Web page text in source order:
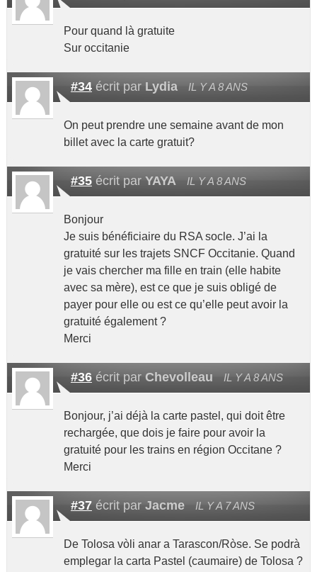
Pour quand là gratuite
Sur occitanie
#34écrit par Lydia IL Y A 8 ANS
On peut prendre une semaine avant de mon
billet avec la carte gratuit?
#35écrit par YAYA IL Y A 8 ANS
Bonjour
Je suis bénéficiaire du RSA socle. J’ai la
gratuité sur les trajets SNCF Occitanie. Quand
je vais chercher ma fille en train (elle habite
avec sa mère), est ce que je suis obligé de
payer pour elle ou est ce qu’elle peut avoir la
gratuité également ?
Merci
#36écrit par Chevolleau IL Y A 8 ANS
Bonjour, j’ai déjà la carte pastel, qui doit être
rechargée, que dois je faire pour avoir la
gratuité pour les trains en région Occitane ?
Merci
#37écrit par Jacme IL Y A 7 ANS
De Tolosa vòli anar a Tarascon/Ròse. Se podrà
emplegar la carta Pastel (caumaire) de Tolosa ?